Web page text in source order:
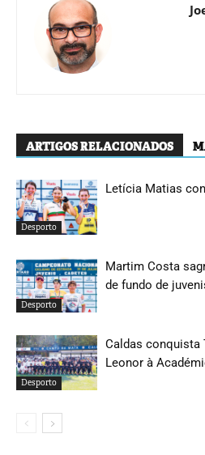
ARTIGOS RELACIONADOS
Desporto
Letícia Matias
Desporto
Martim Costa
de fundo de
Desporto
Caldas conquista
Leonor à